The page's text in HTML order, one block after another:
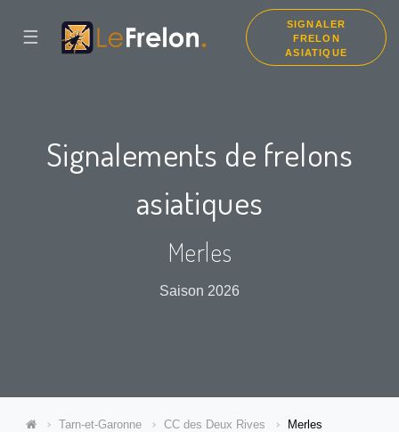
☰
SIGNALER
FRELON
ASIATIQUE
Signalements de frelons
asiatiques
Merles
Saison 2026
Tarn-et-Garonne CC des Deux Rives Merles